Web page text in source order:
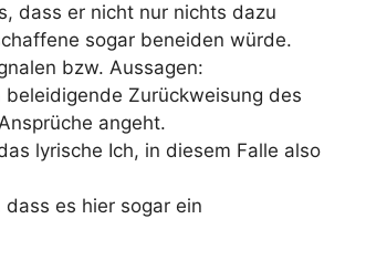
dass er nicht nur nichts dazu
sogar beneiden würde.
bzw. Aussagen:
Zurückweisung des
angeht.
lyrische Ich, in diesem Falle also
es hier sogar ein